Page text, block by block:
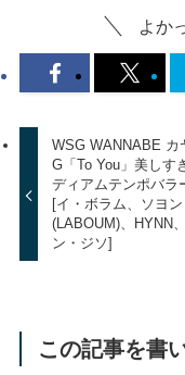
よか
WSG WANNABE カ
G「To You」美しす
ディアムテンポバラ
[イ・ボラム、ソヨン
(LABOUM)、HYNN
ン・ジソ]
この記事を書